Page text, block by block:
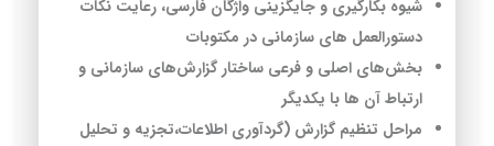
شيوه بكارگيري و جايگزيني واژگان فارسي، رعايت نكات
دستورالعمل هاي سازمانی در مکتوبات
بخش‌های اصلی و فرعی ساختار گزارش‌های سازمانی و
ارتباط آن ها با یکدیگر
مراحل تنظيم گزارش (گردآوري اطلاعات،تجزيه و تحليل